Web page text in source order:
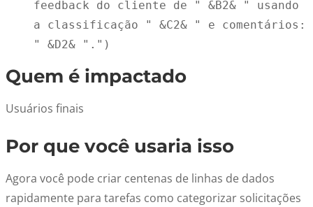
feedback do cliente de " &B2&
" usando
a classificação " &C2&
" e comentários:
" &D2& ".")
Quem é impactado
Usuários finais
Por que você usaria isso
Agora você pode criar centenas de linhas de dados
rapidamente para tarefas como categorizar solicitações